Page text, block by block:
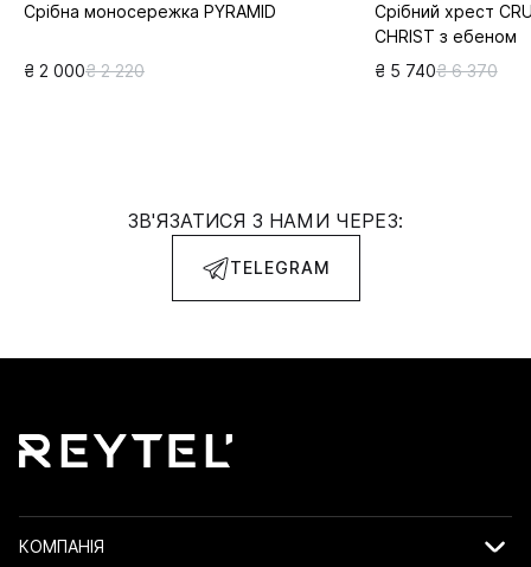
Срібна моносережка PYRAMID
₴ 2 000₴ 2 220
Срібний хрест
CHRIST з ебеном
₴ 5 740₴ 6 370
ЗВ'ЯЗАТИСЯ З НАМИ ЧЕРЕЗ:
TELEGRAM
КОМПАНІЯ